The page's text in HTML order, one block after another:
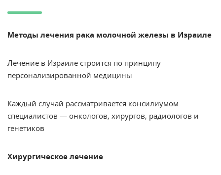
Методы лечения рака молочной железы в Израиле
Лечение в Израиле строится по принципу
персонализированной медицины
Каждый случай рассматривается консилиумом
специалистов — онкологов, хирургов, радиологов и
генетиков
Хирургическое лечение